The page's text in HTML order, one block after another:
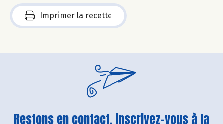
Imprimer la recette
Restons en contact, inscrivez-vous à la